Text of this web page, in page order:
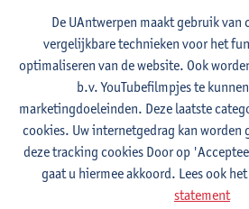
Juridisch kader van de cultuursector
1E SEM
studiepunten
Lesgever(s):
Tobias Van Royen
Ellis van Beijsterveldt
Summer school on responsible
1E SEM
3studiepunten
Lesgever(s):
Annick Schramme
Anna-Lena Müller
De UAntwerpen maakt gebruik van
vergelijkbare technieken voor het
optimaliseren van de website. Ook
b.v. YouTubefilmpjes te
marketingdoeleinden. Deze laatste
cookies. Uw internetgedrag kan worden
deze tracking cookies Door op
gaat u hiermee akkoord. Lees ook
statement